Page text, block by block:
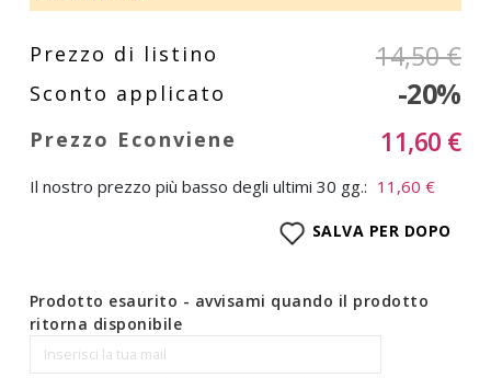
14,50 €
-20%
11,60 €
Il nostro prezzo più basso degli ultimi 30 gg.: 11,60 €
SALVA PER DOPO
Prodotto esaurito - avvisami quando il prodotto
ritorna disponibile